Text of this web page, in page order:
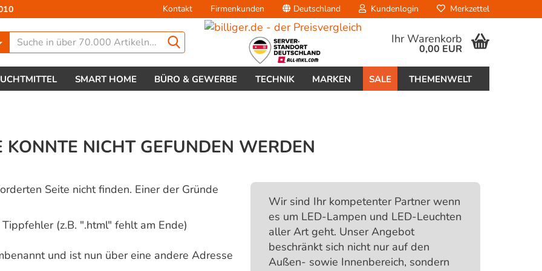
Kontakt Firmenkunden Deutschland
Lieferland
Kundenlogin
Konto erstellen
Passwort vergessen?
Merkzettel
Ihr Warenkorb
0,00 EUR
SMART HOME BÜRO & GEWERBE TECHNIK MARKEN SALE THEMENWELT
KONNTE NICHT GEFUNDEN WERDEN
Seite nicht finden. Einer der Gründe
(z.B. ".html" fehlt am Ende)
und ist nun über eine andere Adresse
Wir sind Ihr kompetenter Partner wenn
es um LED-Lampen und LED-Leuchten
aller Art geht. Unser Angebot
beschränkt sich nicht nur auf den
Außen- sowie Innenbereich, sondern